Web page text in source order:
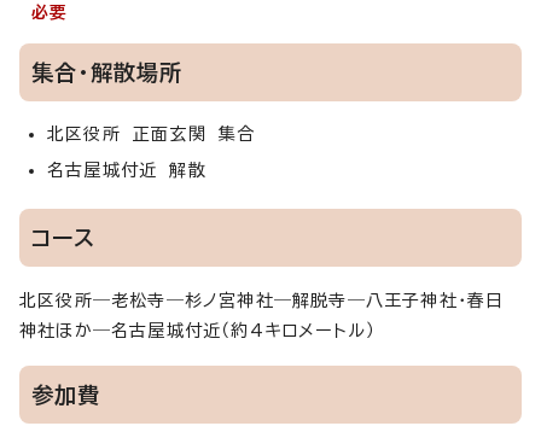
必要
集合・解散場所
北区役所 正面玄関 集合
名古屋城付近 解散
コース
北区役所―老松寺―杉ノ宮神社―解脱寺―八王子神社・春日
神社ほか―名古屋城付近（約4キロメートル）
参加費